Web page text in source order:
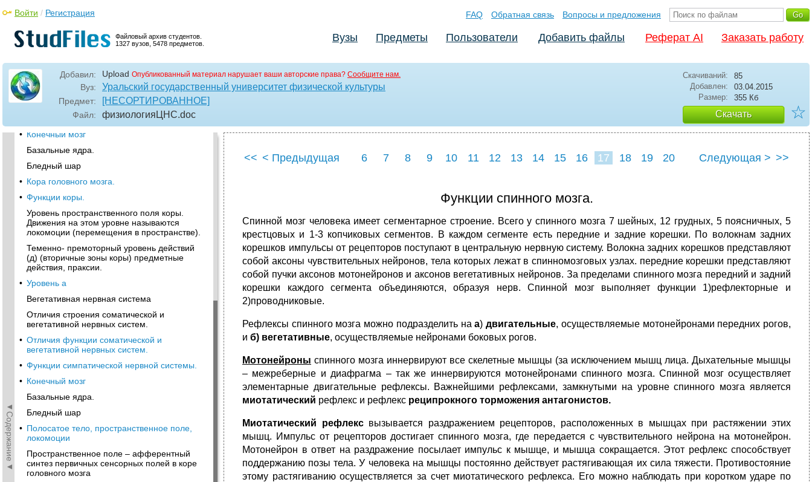
Файловый архив студентов.
1327 вузов, 5478 предметов.
Войти / Регистрация FAQ Обратная связь Вопросы и предложения
Вузы Предметы Пользователи Добавить файлы Реферат AI Заказать работу
Добавил: Upload Опубликованный материал нарушает ваши авторские права? Сообщите нам.
Вуз: Уральский государственный университет физической культуры
Предмет: [НЕСОРТИРОВАННОЕ]
Файл: физиологияЦНС.doc
Скачиваний:
85
Добавлен:
03.04.2015
Размер:
355 Кб
Скачать ☆
◄Содержание◄
• Механизмы работы цнс. Рефлекс.
Рефлекторная дуга. Нервные центры.
Принципы рефлекторной деятельности
Нервный центр –
• Виды рефлексов. Классифицировать
рефлексы можно на основе разных
признаков.
Строение нервной системы
• Конечный мозг
Базальные ядра.
Бледный шар
• Кора головного мозга.
• Функции коры.
Уровень пространственного поля коры.
Движения на этом уровне называются
локомоции (перемещения в пространстве).
Теменно- премоторный уровень действий
(д) (вторичные зоны коры) предметные
действия, праксии.
• Уровень а
Вегетативная нервная система
Отличия строения соматической и
вегетативной нервных систем.
• Отличия функции соматической и
вегетативной нервных систем.
• Функции симпатической нервной системы.
• Конечный мозг
Базальные ядра.
Бледный шар
• Полосатое тело, пространственное поле,
локомоции
Пространственное поле – афферентный
синтез первичных сенсорных полей в коре
головного мозга
<< < Предыдущая 6 7 8 9 10 11 12 13 14 15 16 17 18 19 20 Следующая > >>
Функции спинного мозга.
Спинной мозг человека имеет сегментарное строение. Всего у спинного мозга 7 шейных, 12 грудных, 5 поясничных, 5
крестцовых и 1-3 копчиковых сегментов. В каждом сегменте есть передние и задние корешки. По волокнам задних
корешков импульсы от рецепторов поступают в центральную нервную систему. Волокна задних корешков представляют
собой аксоны чувствительных нейронов, тела которых лежат в спинномозговых узлах. передние корешки представляют
собой пучки аксонов мотонейронов и аксонов вегетативных нейронов. За пределами спинного мозга передний и задний
корешки каждого сегмента объединяются, образуя нерв. Спинной мозг выполняет функции 1)рефлекторные и
2)проводниковые.
Рефлексы спинного мозга можно подразделить наа)двигательные, осуществляемые мотонейронами передних рогов,
и б) вегетативные, осуществляемые нейронами боковых рогов.
Мотонейроны спинного мозга иннервируют все скелетные мышцы (за исключением мышц лица. Дыхательные мышцы
– межреберные и диафрагма – так же иннервируются мотонейронами спинного мозга. Спинной мозг осуществляет
элементарные двигательные рефлексы. Важнейшими рефлексами, замкнутыми на уровне спинного мозга является
миотатический рефлекс и рефлекс реципрокного торможения антагонистов.
Миотатический рефлекс вызывается раздражением рецепторов, расположенных в мышцах при растяжении этих
мышц. Импульс от рецепторов достигает спинного мозга, где передается с чувствительного нейрона на мотонейрон.
Мотонейрон в ответ на раздражение посылает импульс к мышце, и мышца сокращается. Этот рефлекс способствует
поддержанию позы тела. У человека на мышцы постоянно действует растягивающая их сила тяжести. Противостояние
этому растягиванию осуществляется за счет миотатического рефлекса. Его можно наблюдать при коротком ударе по